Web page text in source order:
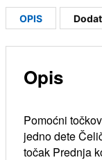
OPIS
Opis
Pomoćni
jedno dete
točak Prednja